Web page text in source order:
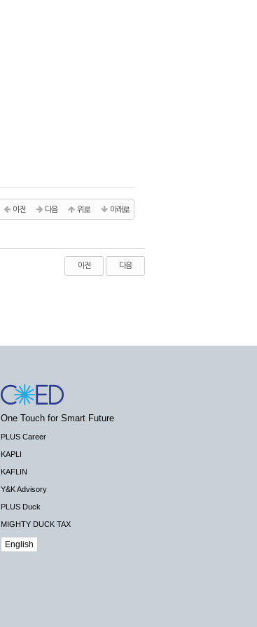
이전 다음 위로 아래로
이전 다음
One Touch for Smart Future
PLUS Career
KAPLI
KAFLIN
Y&K Advisory
PLUS Duck
MIGHTY DUCK TAX
English